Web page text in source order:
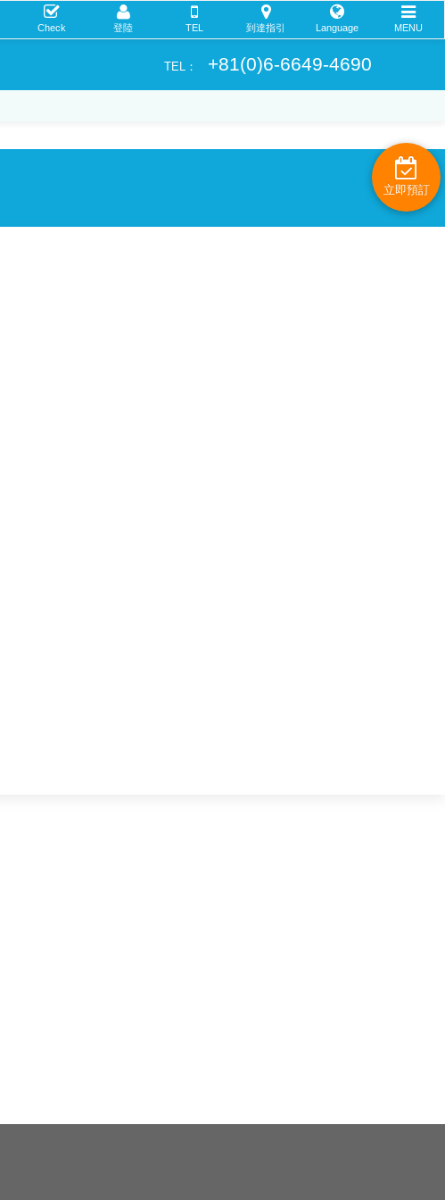
Check 登陸 TEL 到達指引 Language MENU
TEL： +81(0)6-6649-4690
立即預訂